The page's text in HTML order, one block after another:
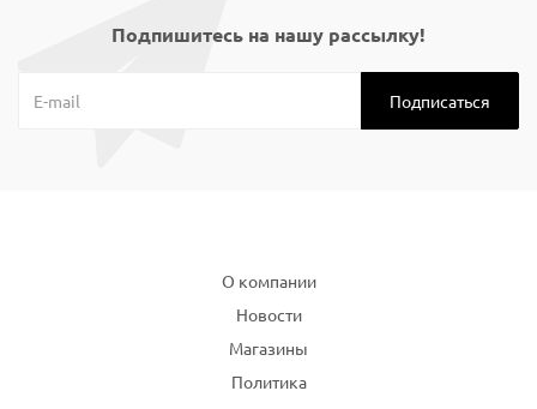
Подпишитесь на нашу рассылку!
О компании
Новости
Магазины
Политика